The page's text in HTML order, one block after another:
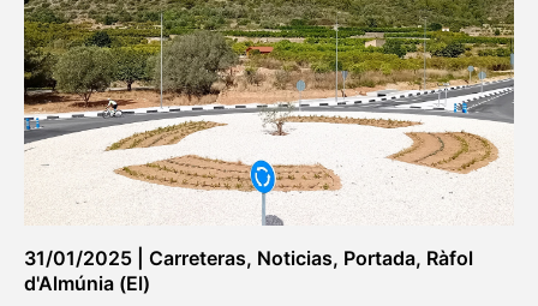
31/01/2025 Carreteras, Noticias, Portada, Ràfol
d'Almúnia (El)